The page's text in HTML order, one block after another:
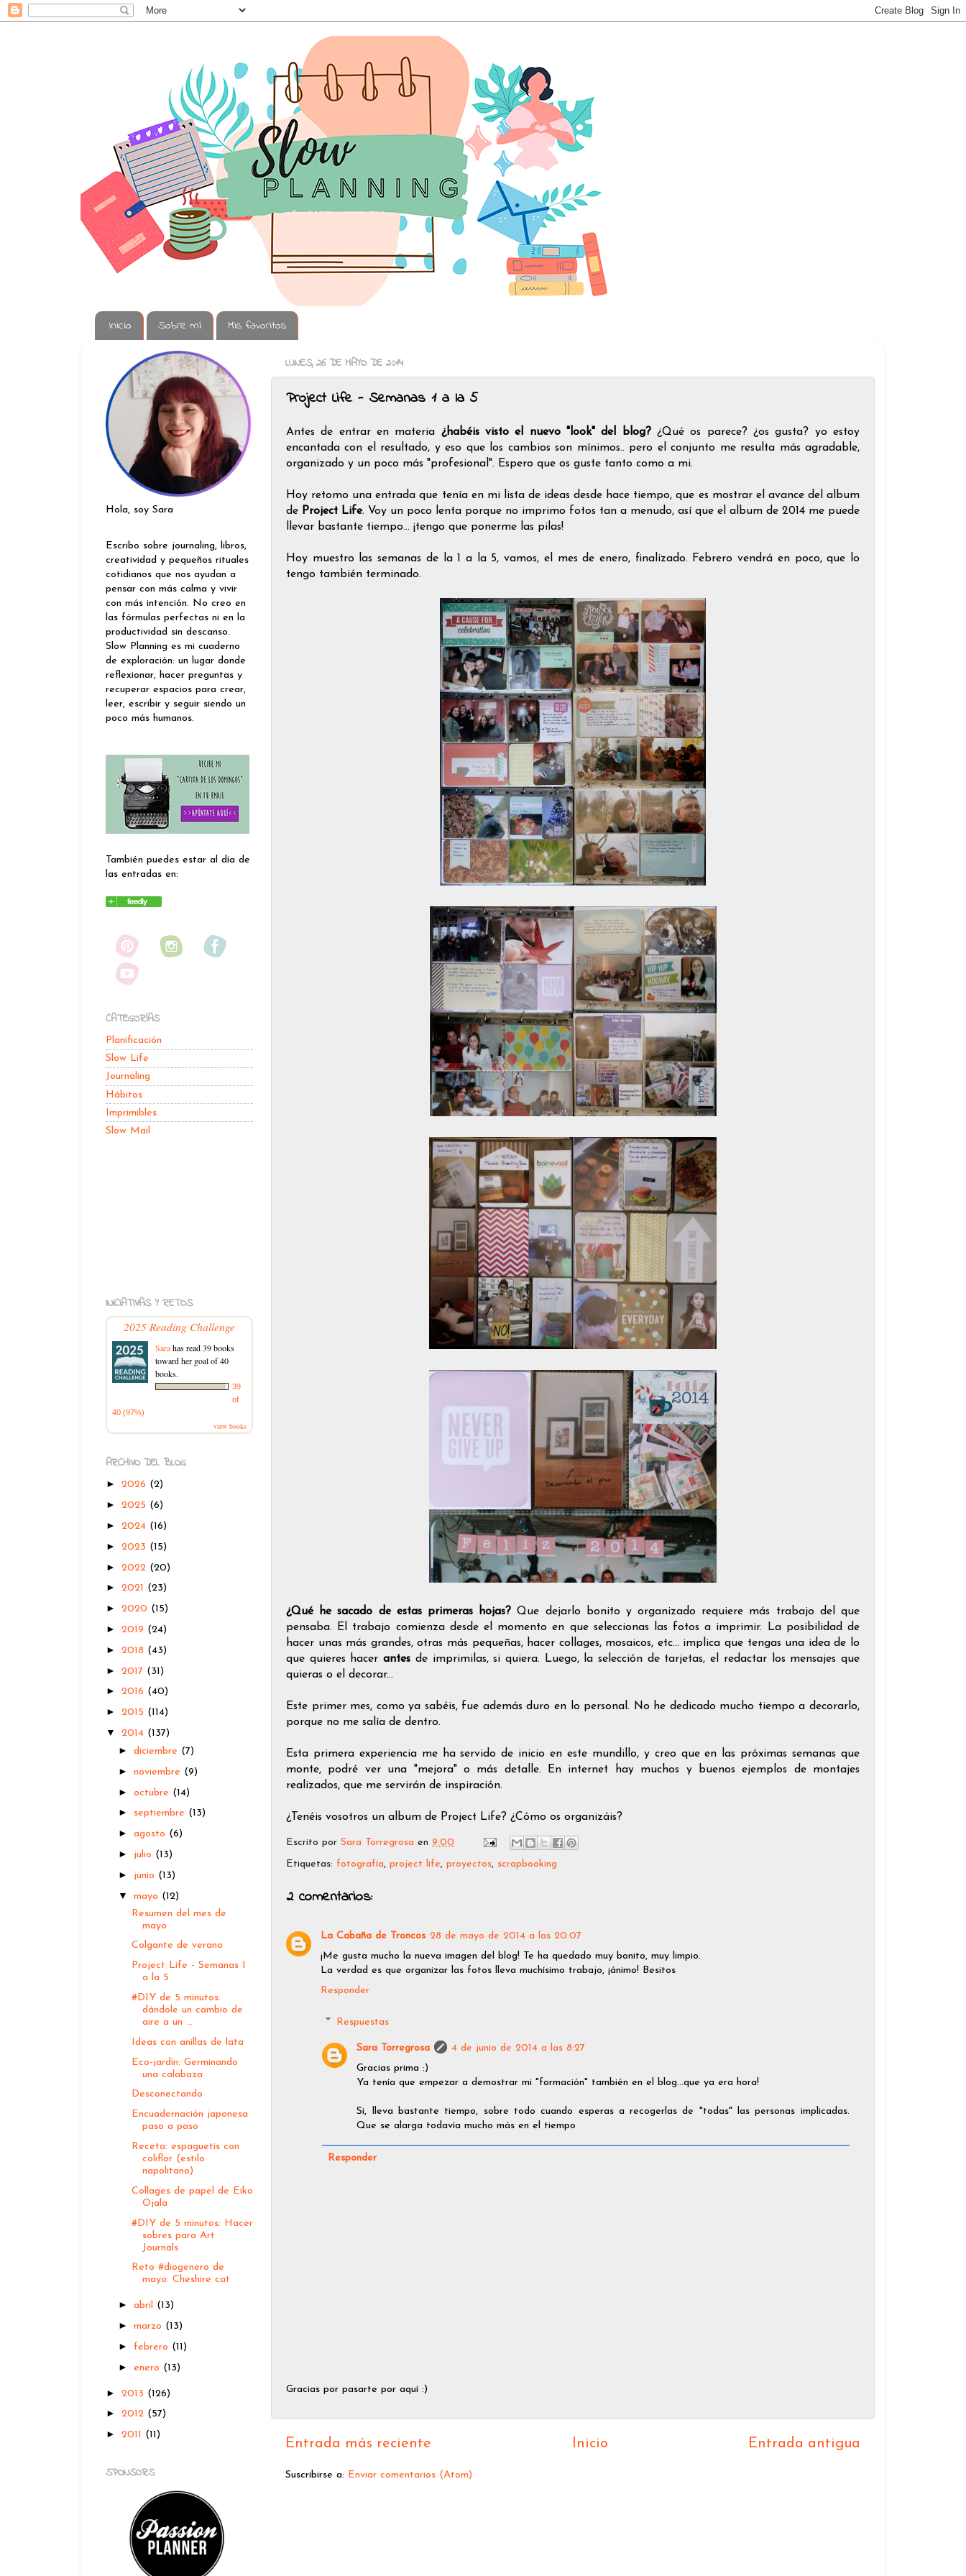
Inicio Sobre mí Mis favoritos
LUNES, 26 DE MAYO DE 2014
Project Life - Semanas 1 a la 5
Antes de entrar en materia ¿habéis visto el nuevo "look" del blog?¿Qué os parece? ¿os gusta? yo estoy
encantada con el resultado, y eso que los cambios son mínimos.. pero el conjunto me resulta más agradable,
organizado y un poco más "profesional". Espero que os guste tanto como a mi.
Hoy retomo una entrada que tenía en mi lista de ideas desde hace tiempo, que es mostrar el avance del album
de Project Life. Voy un poco lenta porque no imprimo fotos tan a menudo, así que el album de 2014 me puede
llevar bastante tiempo... ¡tengo que ponerme las pilas!
Hoy muestro las semanas de la 1 a la 5, vamos, el mes de enero, finalizado. Febrero vendrá en poco, que lo
tengo también terminado.
¿Qué he sacado de estas primeras hojas?Que dejarlo bonito y organizado requiere más trabajo del que
pensaba. El trabajo comienza desde el momento en que seleccionas las fotos a imprimir. La posibilidad de
hacer unas más grandes, otras más pequeñas, hacer collages, mosaicos, etc... implica que tengas una idea de lo
que quieres hacerantes de imprimilas, si quiera. Luego, la selección de tarjetas, el redactar los mensajes que
quieras o el decorar...
Este primer mes, como ya sabéis, fue además duro en lo personal. No he dedicado mucho tiempo a decorarlo,
porque no me salía de dentro.
Esta primera experiencia me ha servido de inicio en este mundillo, y creo que en las próximas semanas que
monte, podré ver una "mejora" o más detalle. En internet hay muchos y buenos ejemplos de montajes
realizados, que me servirán de inspiración.
¿Tenéis vosotros un album de Project Life? ¿Cómo os organizáis?
Escrito por Sara Torregrosa en 9:00
Etiquetas: fotografía, project life, proyectos, scrapbooking
2 comentarios:
La Cabaña de Troncos 28 de mayo de 2014 a las 20:07
¡Me gusta mucho la nueva imagen del blog! Te ha quedado muy bonito, muy limpio.
La verdad es que organizar las fotos lleva muchísimo trabajo, ¡ánimo! Besitos
Responder
Respuestas
Sara Torregrosa
4 de junio de 2014 a las 8:27
Gracias prima :)
Ya tenía que empezar a demostrar mi "formación" también en el blog...que ya era hora!
Si, lleva bastante tiempo, sobre todo cuando esperas a recogerlas de "todas" las personas implicadas.
Que se alarga todavía mucho más en el tiempo
Responder
Gracias por pasarte por aquí :)
Entrada más reciente Entrada antigua
Inicio
Suscribirse a: Enviar comentarios (Atom)
Hola, soy Sara
Escribo sobre journaling, libros,
creatividad y pequeños rituales
cotidianos que nos ayudan a
pensar con más calma y vivir
con más intención. No creo en
las fórmulas perfectas ni en la
productividad sin descanso.
Slow Planning es mi cuaderno
de exploración: un lugar donde
reflexionar, hacer preguntas y
recuperar espacios para crear,
leer, escribir y seguir siendo un
poco más humanos.
También puedes estar al día de
las entradas en:
CATEGORÍAS
Planificación
Slow Life
Journaling
Hábitos
Imprimibles
Slow Mail
INICIATIVAS Y RETOS
2025 Reading Challenge
Sarahas read 39 books
toward her goal of 40
books.
39
of
40 (97%)
view books
ARCHIVO DEL BLOG
► 2026 (2)
► 2025 (6)
► 2024 (16)
► 2023 (15)
► 2022 (20)
► 2021 (23)
► 2020 (15)
► 2019 (24)
► 2018 (43)
► 2017 (31)
► 2016 (40)
► 2015 (114)
▼ 2014 (137)
►diciembre (7)
►noviembre (9)
►octubre (14)
► septiembre (13)
►agosto (6)
► julio (13)
► junio (13)
▼mayo (12)
Resumen del mes de
mayo
Colgante de verano
Project Life - Semanas 1
a la 5
#DIY de 5 minutos:
dándole un cambio de
aire a un ...
Ideas con anillas de lata
Eco-jardín: Germinando
una calabaza
Desconectando
Encuadernación japonesa
paso a paso
Receta: espaguetis con
coliflor (estilo
napolitano)
Collages de papel de Eiko
Ojala
#DIY de 5 minutos: Hacer
sobres para Art
Journals
Reto #diogenero de
mayo: Cheshire cat
►abril (13)
►marzo (13)
► febrero (11)
►enero (13)
► 2013 (126)
► 2012 (57)
► 2011 (11)
SPONSORS